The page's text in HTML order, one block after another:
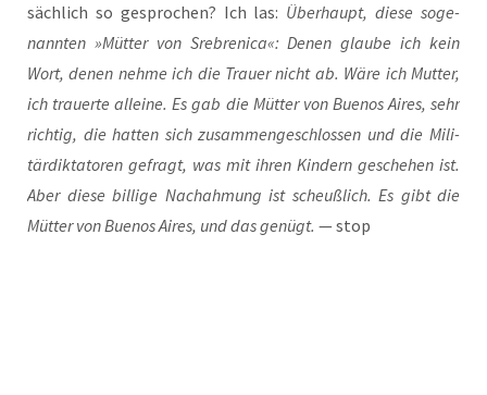
säch­lich so gespro­chen? Ich las: Über­haupt, die­se soge­
nann­ten »Müt­ter von Sre­bre­ni­ca«: Denen glau­be ich kein
Wort, denen neh­me ich die Trau­er nicht ab. Wäre ich Mut­ter,
ich trau­er­te allei­ne. Es gab die Müt­ter von Bue­nos Aires, sehr
rich­tig, die hat­ten sich zusam­men­ge­schlos­sen und die Mili­
tär­dik­ta­to­ren gefragt, was mit ihren Kin­dern gesche­hen ist.
Aber die­se bil­li­ge Nach­ah­mung ist scheuß­lich. Es gibt die
Müt­ter von Bue­nos Aires, und das genügt. — stop